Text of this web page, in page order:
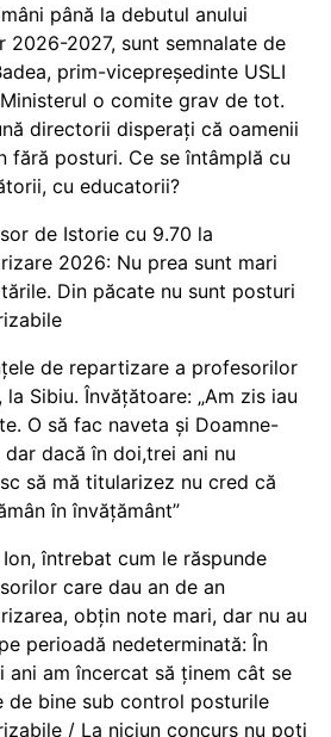
până la debutul anului
2026-2027, sunt semnalate de
prim-vicepreședinte USLI
o comite grav de tot.
directorii disperați că oamenii
fără posturi. Ce se întâmplă cu
cu educatorii?
de Istorie cu 9.70 la
2026: Nu prea sunt mari
Din păcate nu sunt posturi
de repartizare a profesorilor
la Sibiu. Învățătoare: „Am zis iau
O să fac naveta și Doamne-
dar dacă în doi,trei ani nu
să mă titularizez nu cred că
în învățământ”
Ion, întrebat cum le răspunde
care dau an de an
obțin note mari, dar nu au
perioadă nedeterminată: În
ani am încercat să ținem cât se
de bine sub control posturile
/ La niciun concurs nu poți